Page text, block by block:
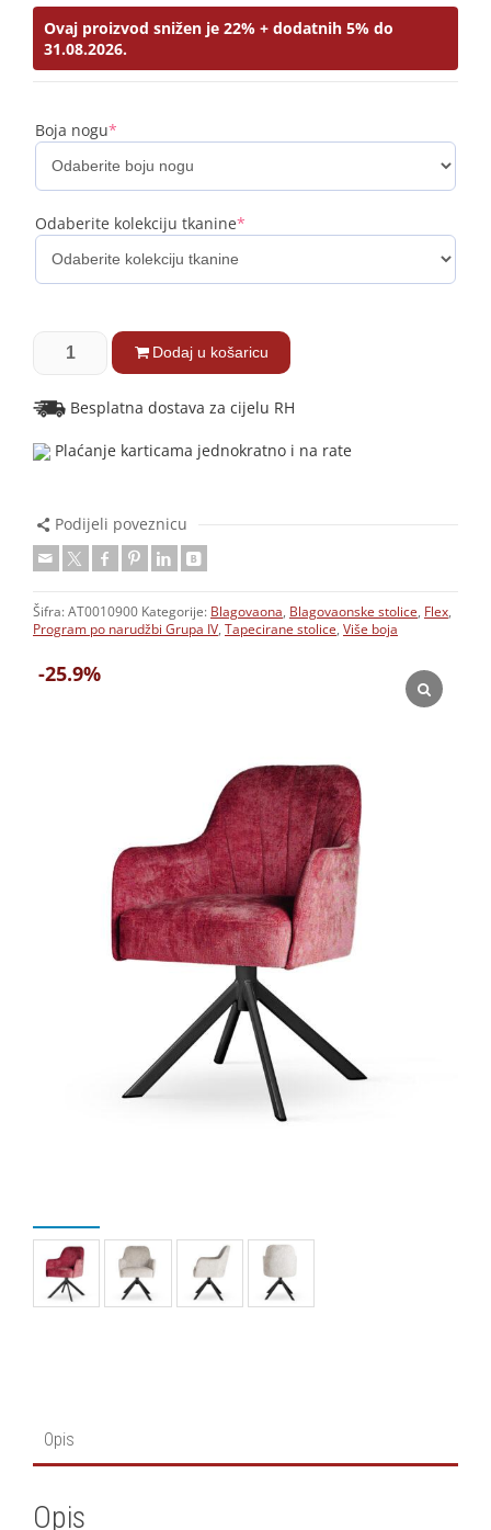
-25.9%
Ovaj proizvod snižen je 22% + dodatnih 5% do
31.08.2026.
Boja nogu*
Odaberite kolekciju tkanine*
Dodaj u košaricu
Besplatna dostava za cijelu RH
Plaćanje karticama jednokratno i na rate
Podijeli poveznicu
Šifra: AT0010900 Kategorije: Blagovaona, Blagovaonske stolice, Flex,
Program po narudžbi Grupa IV, Tapecirane stolice, Više boja
Opis
Opis